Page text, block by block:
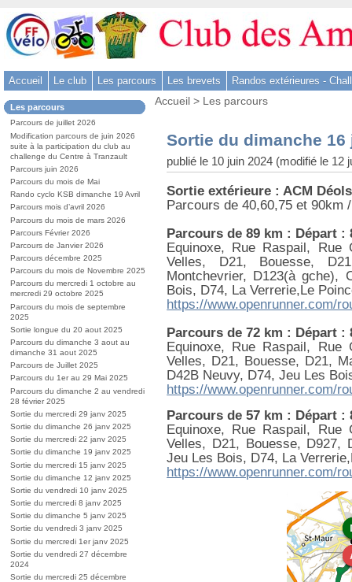
Aller
au
contenu
Aller
menu
-
Aller
à
la
recherche
Accueil Le club Les parcours Les brevets Randos extérieures -
Dans
la
rubrique
:
Les parcours
Parcours de juillet 2026
Modification parcours de juin 2026
suite à la participation du club au
challenge du Centre à Tranzault
Parcours juin 2026
Parcours du mois de Mai
Rando cyclo KSB dimanche 19 Avril
Parcours mois d’avril 2026
Parcours du mois de mars 2026
Parcours Février 2026
Parcours de Janvier 2026
Parcours décembre 2025
Parcours du mois de Novembre 2025
Parcours du mercredi 1 octobre au
mercredi 29 octobre 2025
Parcours du mois de septembre
2025
Sortie longue du 20 aout 2025
Parcours du dimanche 3 aout au
dimanche 31 aout 2025
Parcours de Juillet 2025
Parcours du 1er au 29 Mai 2025
Parcours du dimanche 2 au vendredi
28 février 2025
Sortie du mercredi 29 janv 2025
Sortie du dimanche 26 janv 2025
Sortie du mercredi 22 janv 2025
Sortie du dimanche 19 janv 2025
Sortie du mercredi 15 janv 2025
Sortie du dimanche 12 janv 2025
Sortie du vendredi 10 janv 2025
Sortie du mercredi 8 janv 2025
Sortie du dimanche 5 janv 2025
Sortie du vendredi 3 janv 2025
Sortie du mercredi 1er janv 2025
Sortie du vendredi 27 décembre
2024
Sortie du mercredi 25 décembre
Vous
Accueil > Les parcours
Sortie du dimanche 16
publié le 10 juin 2024 (modifié le 12
Sortie extérieure : ACM
Parcours de 40,60,75 et 90km
Parcours de 89 km : Départ :
Equinoxe, Rue Raspail, Rue
Velles, D21, Bouesse,
Montchevrier, D123(à gche),
Bois, D74, La Verrerie,Le
https://www.openrunner.com/
Parcours de 72 km : Départ :
Equinoxe, Rue Raspail, Rue
Velles, D21, Bouesse, D21,
D42B Neuvy, D74, Jeu Les
https://www.openrunner.com/
Parcours de 57 km : Départ :
Equinoxe, Rue Raspail, Rue
Velles, D21, Bouesse, D927,
Jeu Les Bois, D74, La
https://www.openrunner.com/